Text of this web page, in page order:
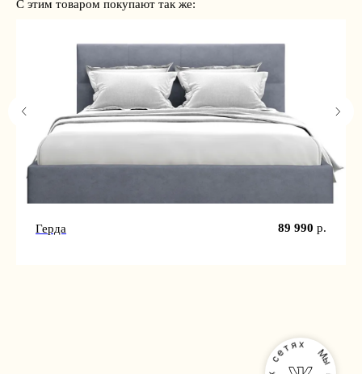
С этим товаром покупают так же:
Герда 89 990 р.